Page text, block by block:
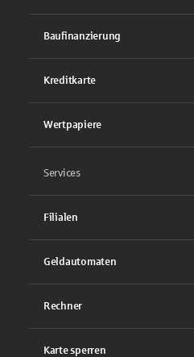
Baufinanzierung
Kreditkarte
Wertpapiere
Services
Filialen
Geldautomaten
Rechner
Karte sperren